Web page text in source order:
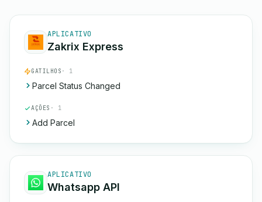
APLICATIVO
Zakrix Express
GATILHOS · 1
Parcel Status Changed
AÇÕES · 1
Add Parcel
APLICATIVO
Whatsapp API